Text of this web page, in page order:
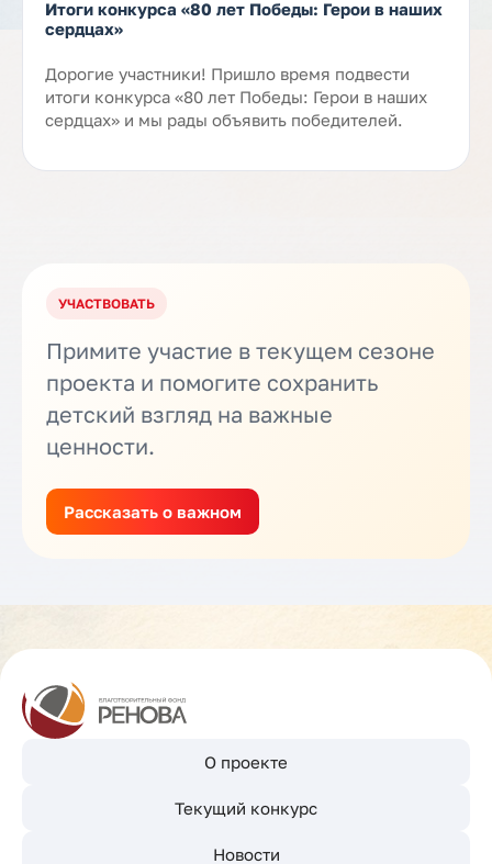
Итоги конкурса «80 лет Победы: Герои в наших
сердцах»
Дорогие участники! Пришло время подвести
итоги конкурса «80 лет Победы: Герои в наших
сердцах» и мы рады объявить победителей.
УЧАСТВОВАТЬ
Примите участие в текущем сезоне
проекта и помогите сохранить
детский взгляд на важные
ценности.
Рассказать о важном
О проекте
Текущий конкурс
Новости